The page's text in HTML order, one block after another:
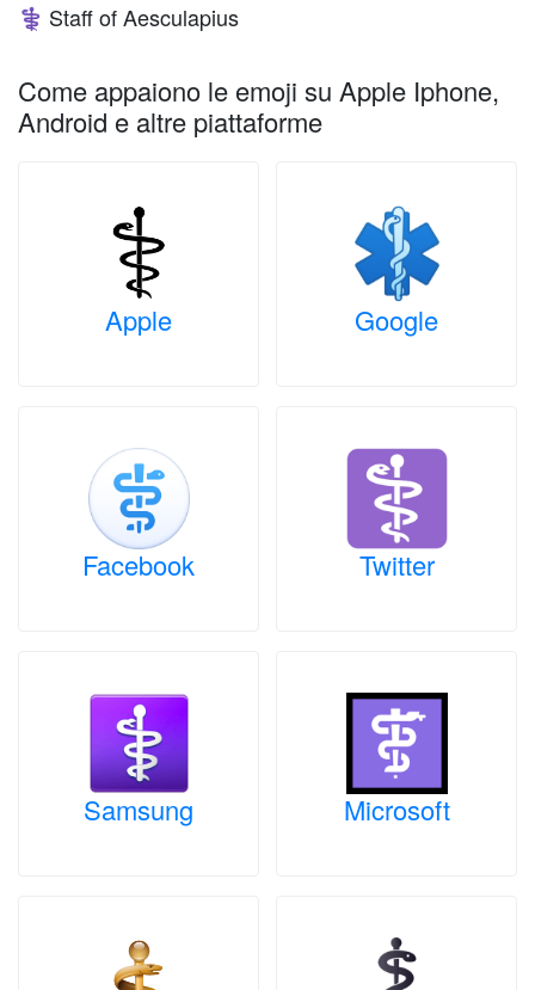
⚕️ Staff of Aesculapius
Come appaiono le emoji su Apple Iphone,
Android e altre piattaforme
Apple Google
Facebook Twitter
Samsung Microsoft